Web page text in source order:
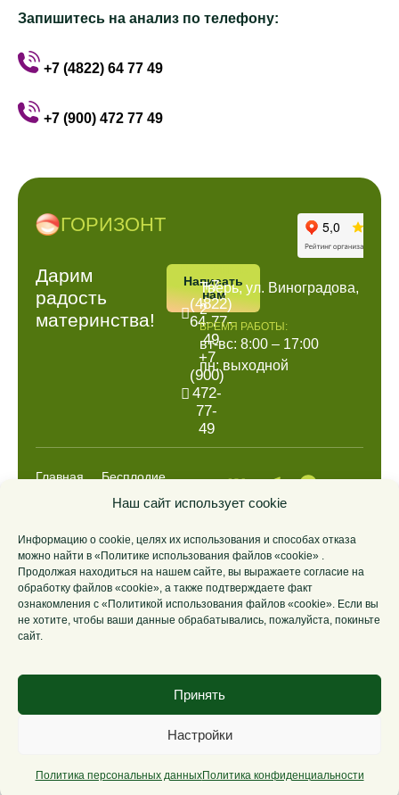
Наш сайт использует cookie
Информацию о cookie, целях их использования и способах отказа
можно найти в «Политике использования файлов «cookie» .
Продолжая находиться на нашем сайте, вы выражаете согласие на
обработку файлов «cookie», а также подтверждаете факт
ознакомления с «Политикой использования файлов «cookie». Если вы
не хотите, чтобы ваши данные обрабатывались, пожалуйста, покиньте
сайт.
Принять
Настройки
Политика персональных данныхПолитика конфиденциальности
Запишитесь на анализ по телефону:
+7 (4822) 64 77 49
+7 (900) 472 77 49
ГОРИЗОНТ
Дарим
радость
материнства!
Написать
нам
+7
(4822)
64-77-
49
+7
(900)
472-
77-
49
Тверь, ул. Виноградова,
2
ВРЕМЯ РАБОТЫ:
вт-вс: 8:00 – 17:00
пн: выходной
Главная
Бесплодие
Анализы
Цены
О центре
© 2014-2026
ИммунологическийЛ041-01186-
19.09.2013
Политика
обработки
Политика
конфиденциальности
© Разработка сайта — «Вэл Дизайн»